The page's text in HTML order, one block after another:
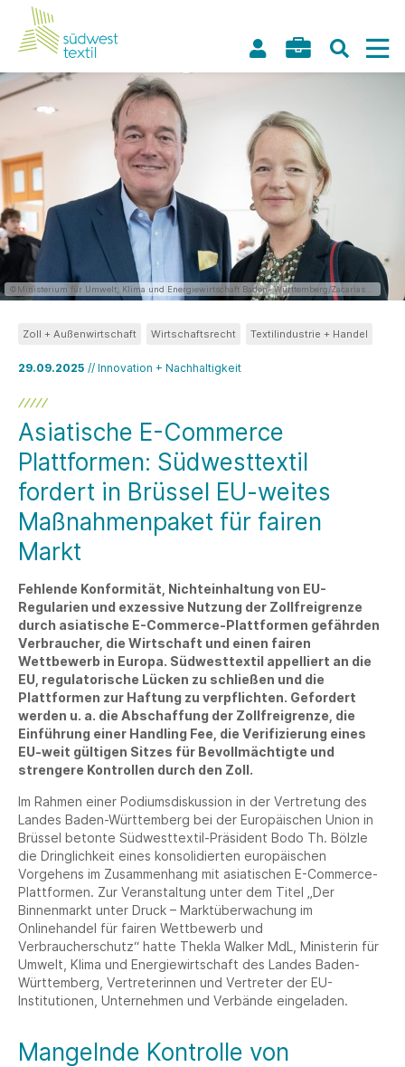
©Ministerium für Umwelt, Klima und Energiewirtschaft Baden- Württemberg/Zacarias
Garcia
29.09.2025 // Innovation + Nachhaltigkeit
Zoll + Außenwirtschaft Wirtschaftsrecht Textilindustrie + Handel
Asiatische E-Commerce
Plattformen: Südwesttextil
fordert in Brüssel EU-weites
Maßnahmenpaket für fairen
Markt
Fehlende Konformität, Nichteinhaltung von EU-
Regularien und exzessive Nutzung der Zollfreigrenze
durch asiatische E-Commerce-Plattformen gefährden
Verbraucher, die Wirtschaft und einen fairen
Wettbewerb in Europa. Südwesttextil appelliert an die
EU, regulatorische Lücken zu schließen und die
Plattformen zur Haftung zu verpflichten. Gefordert
werden u. a. die Abschaffung der Zollfreigrenze, die
Einführung einer Handling Fee, die Verifizierung eines
EU-weit gültigen Sitzes für Bevollmächtigte und
strengere Kontrollen durch den Zoll.
Im Rahmen einer Podiumsdiskussion in der Vertretung des
Landes Baden-Württemberg bei der Europäischen Union in
Brüssel betonte Südwesttextil-Präsident Bodo Th. Bölzle
die Dringlichkeit eines konsolidierten europäischen
Vorgehens im Zusammenhang mit asiatischen E-Commerce-
Plattformen. Zur Veranstaltung unter dem Titel „Der
Binnenmarkt unter Druck – Marktüberwachung im
Onlinehandel für fairen Wettbewerb und
Verbraucherschutz“ hatte Thekla Walker MdL, Ministerin für
Umwelt, Klima und Energiewirtschaft des Landes Baden-
Württemberg, Vertreterinnen und Vertreter der EU-
Institutionen, Unternehmen und Verbände eingeladen.
Mangelnde Kontrolle von